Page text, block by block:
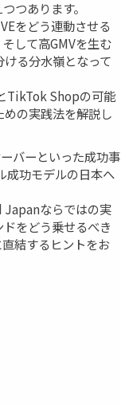
つあります。
をどう連動させる
して高GMVを生む
る分水嶺となって
TikTok Shopの可能
の実践法を解説し
バーといった成功事
成功モデルの日本へ
Japanならではの実
をどう乗せるべき
結するヒントをお